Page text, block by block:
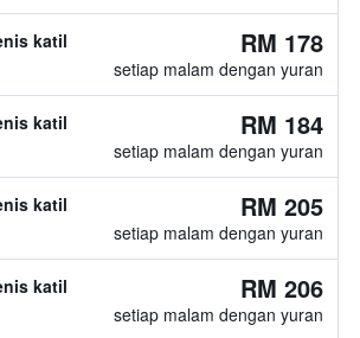
katil
RM 178
setiap malam dengan yuran
katil
RM 184
setiap malam dengan yuran
katil
RM 205
setiap malam dengan yuran
katil
RM 206
setiap malam dengan yuran